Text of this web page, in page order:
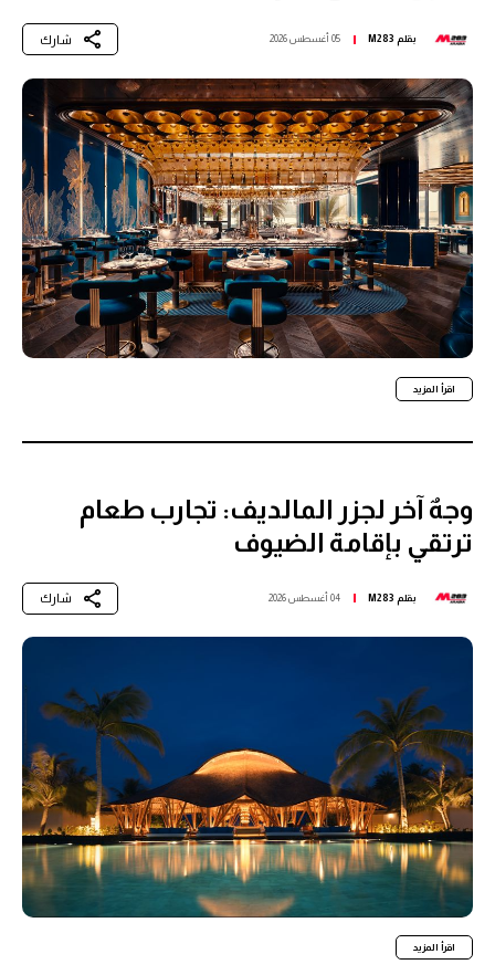
بقلم M283 05 أغسطس 2026 شارك
اقرأ المزيد
وجهٌ آخر لجزر المالديف: تجارب طعام
ترتقي بإقامة الضيوف
بقلم M283 04 أغسطس 2026 شارك
اقرأ المزيد